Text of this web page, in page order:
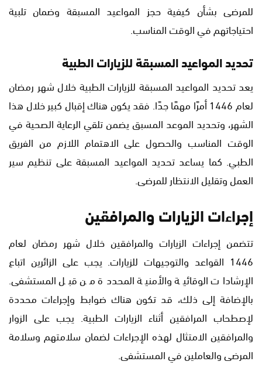
للمرضى بشأن كيفية حجز المواعيد المسبقة وضمان تلبية
احتياجاتهم في الوقت المناسب.
تحديد المواعيد المسبقة للزيارات الطبية
يعد تحديد المواعيد المسبقة للزيارات الطبية خلال شهر رمضان
لعام 1446 أمرًا مهمًا جدًا. فقد يكون هناك إقبال كبير خلال هذا
الشهر، وتحديد الموعد المسبق يضمن تلقي الرعاية الصحية في
الوقت المناسب والحصول على الاهتمام اللازم من الفريق
الطبي. كما يساعد تحديد المواعيد المسبقة على تنظيم سير
العمل وتقليل الانتظار للمرضى.
إجراءات الزيارات والمرافقين
تتضمن إجراءات الزيارات والمرافقين خلال شهر رمضان لعام
1446 القواعد والتوجيهات للزيارات. يجب على الزائرين اتباع
الإرشادات الوقائية والأمنية المحددة من قبل المستشفى.
بالإضافة إلى ذلك، قد تكون هناك ضوابط وإجراءات محددة
لإصطحاب المرافقين أثناء الزيارات الطبية. يجب على الزوار
والمرافقين الامتثال لهذه الإجراءات لضمان سلامتهم وسلامة
المرضى والعاملين في المستشفى.